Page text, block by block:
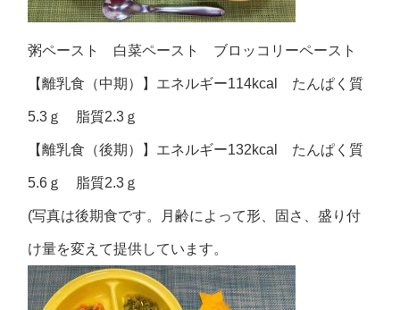
粥ペースト 白菜ペースト ブロッコリーペースト
【離乳食（中期）】エネルギー114kcal たんぱく質
5.3ｇ 脂質2.3ｇ
【離乳食（後期）】エネルギー132kcal たんぱく質
5.6ｇ 脂質2.3ｇ
(写真は後期食です。月齢によって形、固さ、盛り付
け量を変えて提供しています。